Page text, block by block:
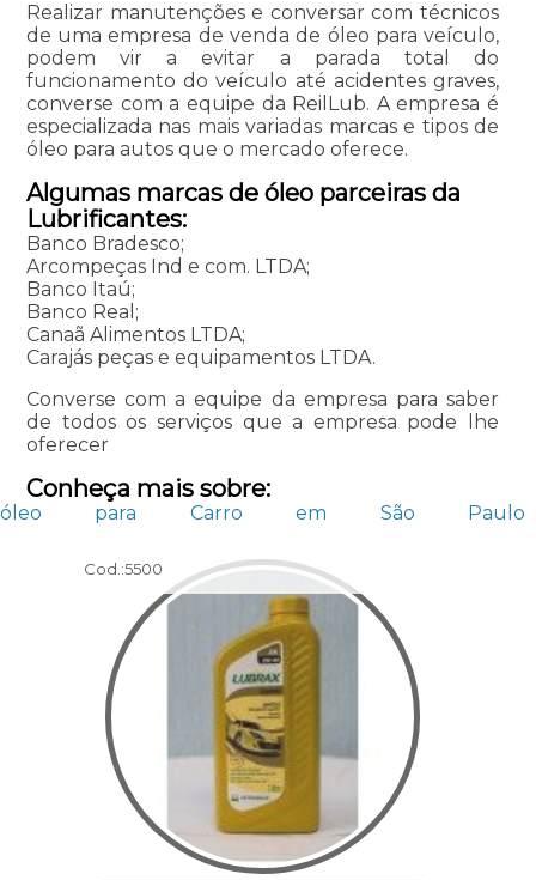
Realizar manutenções e conversar com técnicos
de uma empresa de venda de óleo para veículo,
podem vir a evitar a parada total do
funcionamento do veículo até acidentes graves,
converse com a equipe da ReilLub. A empresa é
especializada nas mais variadas marcas e tipos de
óleo para autos que o mercado oferece.
Algumas marcas de óleo parceiras da
Lubrificantes:
Banco Bradesco;
Arcompeças Ind e com. LTDA;
Banco Itaú;
Banco Real;
Canaã Alimentos LTDA;
Carajás peças e equipamentos LTDA.
Converse com a equipe da empresa para saber
de todos os serviços que a empresa pode lhe
oferecer
Conheça mais sobre:
óleo para Carro em São Paulo
Cod.:5500